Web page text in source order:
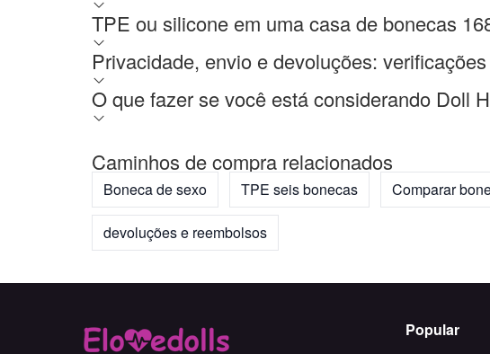
TPE ou silicone em uma casa de bonecas
Privacidade, envio e devoluções:
O que fazer se você está considerando Doll
Caminhos de compra relacionados
Boneca de sexo TPE seis bonecas Comparar
devoluções e reembolsos
Popular